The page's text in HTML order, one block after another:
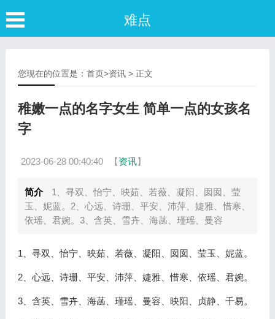
难点
您现在的位置是： 首页>资讯> 正文
稚嫩一点的名字女生 简单一点的女孩名
字
2023-06-28 00:40:40 【资讯】
简介
1、寻双、怡宁、映茹、若薇、凝阳、囡囡、莹
玉、妮蓝。2、心远、诗珊、平安、沛萍、婕雅、惜寒、
依瑶、君婉。3、含英、雪卉、海菡、瑾瑶、曼容
1、寻双、怡宁、映茹、若薇、凝阳、囡囡、莹玉、妮蓝。
2、心远、诗珊、平安、沛萍、婕雅、惜寒、依瑶、君婉。
3、含英、雪卉、海菡、瑾瑶、曼容、映阳、贞静、千易。